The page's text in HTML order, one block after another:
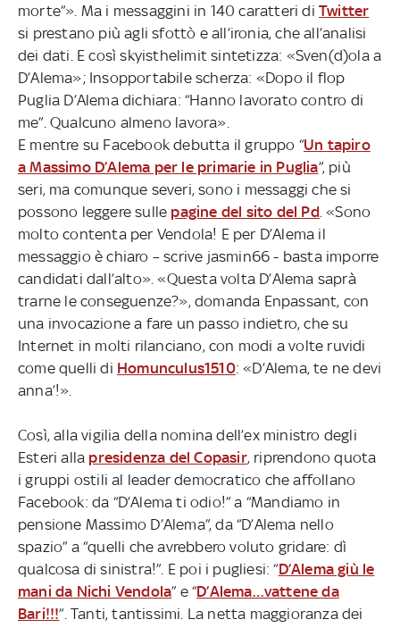
morte”». Ma i messaggini in 140 caratteri di Twitter
si prestano più agli sfottò e all’ironia, che all’analisi
dei dati. E così skyisthelimit sintetizza: «Sven(d)ola a
D’Alema»; Insopportabile scherza: «Dopo il flop
Puglia D’Alema dichiara: “Hanno lavorato contro di
me”. Qualcuno almeno lavora».
E mentre su Facebook debutta il gruppo “Un tapiro
a Massimo D’Alema per le primarie in Puglia”, più
seri, ma comunque severi, sono i messaggi che si
possono leggere sulle pagine del sito del Pd. «Sono
molto contenta per Vendola! E per D’Alema il
messaggio è chiaro – scrive jasmin66 - basta imporre
candidati dall’alto». «Questa volta D’Alema saprà
trarne le conseguenze?», domanda Enpassant, con
una invocazione a fare un passo indietro, che su
Internet in molti rilanciano, con modi a volte ruvidi
come quelli di Homunculus1510: «D’Alema, te ne devi
anna’!».
Così, alla vigilia della nomina dell’ex ministro degli
Esteri alla presidenza del Copasir, riprendono quota
i gruppi ostili al leader democratico che affollano
Facebook: da “D’Alema ti odio!” a “Mandiamo in
pensione Massimo D’Alema”, da “D’Alema nello
spazio” a “quelli che avrebbero voluto gridare: dì
qualcosa di sinistra!”. E poi i pugliesi: “D’Alema giù le
mani da Nichi Vendola” e “D’Alema…vattene da
Bari!!!”. Tanti, tantissimi. La netta maggioranza dei